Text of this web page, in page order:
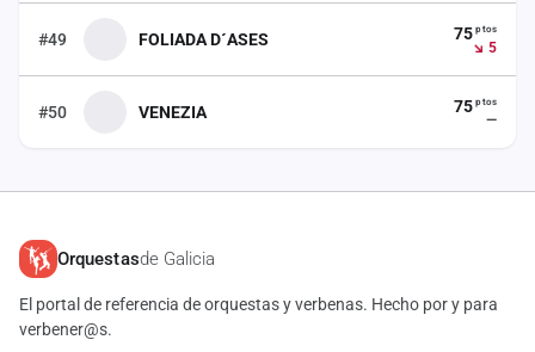
#49 FOLIADA D´ASES ↘ 5
75 ptos
#50 VENEZIA —
75 ptos
Orquestasde Galicia
El portal de referencia de orquestas y verbenas. Hecho por y para
verbener@s.